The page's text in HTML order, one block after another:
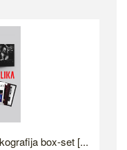
box-set [...